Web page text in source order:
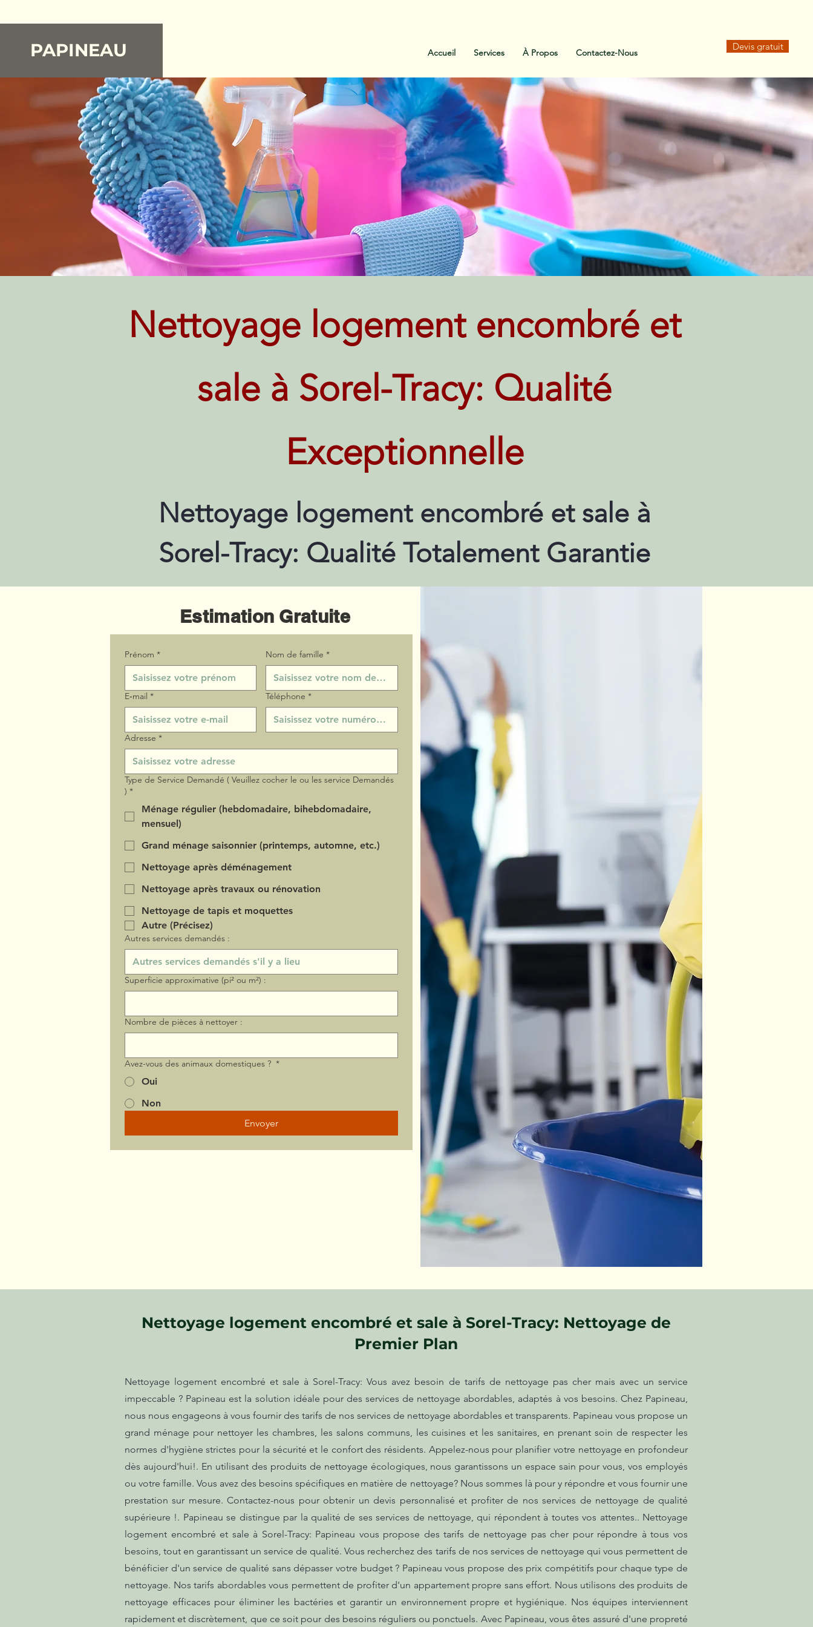
PAPINEAU Accueil Services À Propos Contactez-Nous
Devis gratuit
Nettoyage logement encombré et
sale à Sorel-Tracy: Qualité
Exceptionnelle
Nettoyage logement encombré et sale à
Sorel-Tracy: Qualité Totalement Garantie
Estimation Gratuite
Prénom * Nom de famille *
E‑mail * Téléphone *
Adresse *
Type de Service Demandé ( Veuillez cocher le ou les service Demandés
) *
Ménage régulier (hebdomadaire, bihebdomadaire,
mensuel)
Grand ménage saisonnier (printemps, automne, etc.)
Nettoyage après déménagement
Nettoyage après travaux ou rénovation
Nettoyage de tapis et moquettes
Autre (Précisez)
Autres services demandés :
Superficie approximative (pi² ou m²) :
Nombre de pièces à nettoyer :
Avez-vous des animaux domestiques ? *
Oui
Non
Envoyer
Nettoyage logement encombré et sale à Sorel-Tracy: Nettoyage de
Premier Plan
Nettoyage logement encombré et sale à Sorel-Tracy: Vous avez besoin de tarifs de nettoyage pas cher mais avec un service
impeccable ? Papineau est la solution idéale pour des services de nettoyage abordables, adaptés à vos besoins. Chez Papineau,
nous nous engageons à vous fournir des tarifs de nos services de nettoyage abordables et transparents. Papineau vous propose un
grand ménage pour nettoyer les chambres, les salons communs, les cuisines et les sanitaires, en prenant soin de respecter les
normes d'hygiène strictes pour la sécurité et le confort des résidents. Appelez-nous pour planifier votre nettoyage en profondeur
dès aujourd'hui!. En utilisant des produits de nettoyage écologiques, nous garantissons un espace sain pour vous, vos employés
ou votre famille. Vous avez des besoins spécifiques en matière de nettoyage? Nous sommes là pour y répondre et vous fournir une
prestation sur mesure. Contactez-nous pour obtenir un devis personnalisé et profiter de nos services de nettoyage de qualité
supérieure !. Papineau se distingue par la qualité de ses services de nettoyage, qui répondent à toutes vos attentes.. Nettoyage
logement encombré et sale à Sorel-Tracy: Papineau vous propose des tarifs de nettoyage pas cher pour répondre à tous vos
besoins, tout en garantissant un service de qualité. Vous recherchez des tarifs de nos services de nettoyage qui vous permettent de
bénéficier d'un service de qualité sans dépasser votre budget ? Papineau vous propose des prix compétitifs pour chaque type de
nettoyage. Nos tarifs abordables vous permettent de profiter d'un appartement propre sans effort. Nous utilisons des produits de
nettoyage efficaces pour éliminer les bactéries et garantir un environnement propre et hygiénique. Nos équipes interviennent
rapidement et discrètement, que ce soit pour des besoins réguliers ou ponctuels. Avec Papineau, vous êtes assuré d'une propreté